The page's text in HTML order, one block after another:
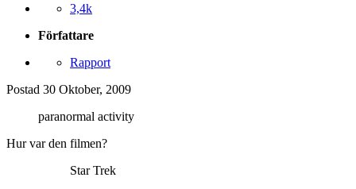
3,4k
Författare
Rapport
Postad 30 Oktober, 2009
paranormal activity
Hur var den filmen?
Star Trek